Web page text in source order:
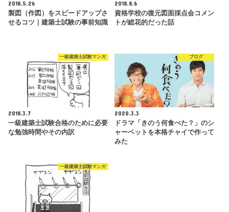
2018.5.26
製図（作図）をスピードアップさ
せるコツ｜建築士試験の事前知識
2018.8.6
資格学校の復元図面採点会コメン
トが総花的だった話
一級建築士試験マンガ
2018.3.7
一級建築士試験合格のために必要
な勉強時間やその内訳
ブログ
2020.3.3
ドラマ「きのう何食べた？」のシ
ャーベットを本格チャイで作って
みた
一級建築士試験マンガ